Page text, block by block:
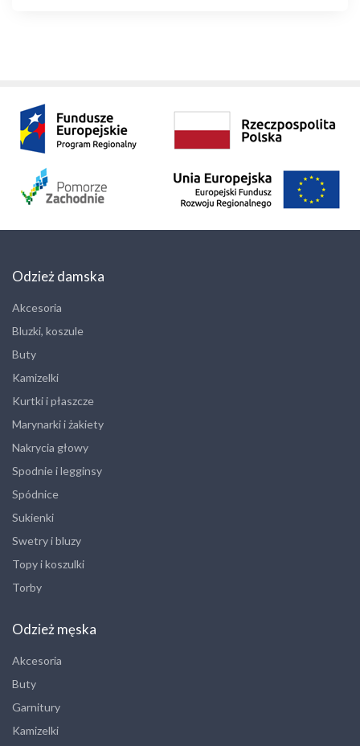
Odzież damska
Akcesoria
Bluzki, koszule
Buty
Kamizelki
Kurtki i płaszcze
Marynarki i żakiety
Nakrycia głowy
Spodnie i legginsy
Spódnice
Sukienki
Swetry i bluzy
Topy i koszulki
Torby
Odzież męska
Akcesoria
Buty
Garnitury
Kamizelki